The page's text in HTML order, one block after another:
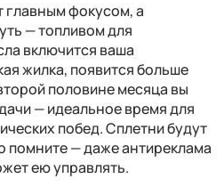
главным фокусом, а
— топливом для
включится ваша
жилка, появится больше
половине месяца вы
— идеальное время для
побед. Сплетни будут
помните — даже антиреклама
ею управлять.